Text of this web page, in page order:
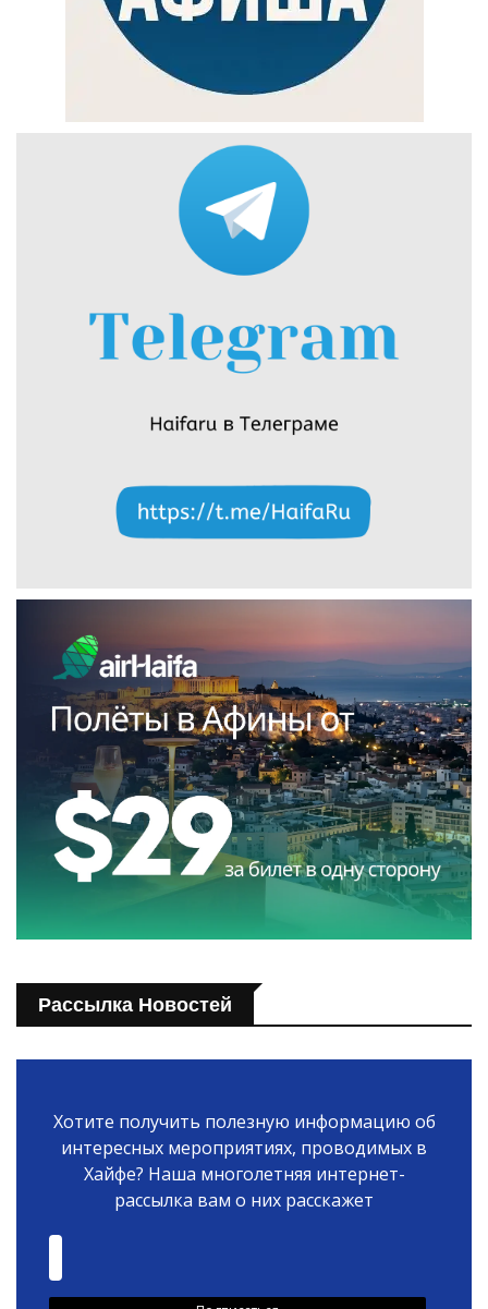
Рассылка Новостей
Хотите получить полезную информацию об
интересных мероприятиях, проводимых в
Хайфе? Наша многолетняя интернет-
рассылка вам о них расскажет